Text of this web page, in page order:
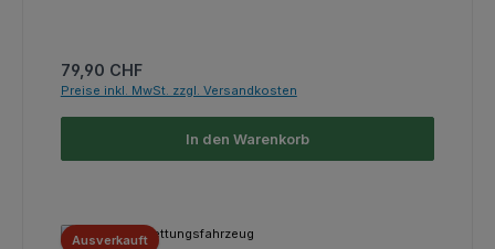
Regulärer Preis:
79,90 CHF
Preise inkl. MwSt. zzgl. Versandkosten
In den Warenkorb
Ausverkauft